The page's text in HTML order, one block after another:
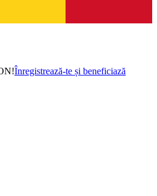
Înregistrează-te și beneficiază